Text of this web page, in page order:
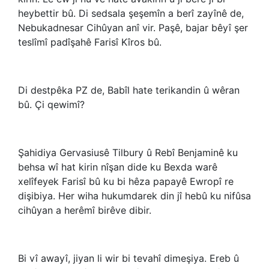
heybettir bû. Di sedsala şeşemîn a berî zayînê de,
Nebukadnesar Cihûyan anî vir. Paşê, bajar bêyî şer
teslîmî padîşahê Farisî Kîros bû.
Di destpêka PZ de, Babîl hate terikandin û wêran
bû. Çi qewimî?
Şahidiya Gervasiusê Tilbury û Rebî Benjaminê ku
behsa wî hat kirin nîşan dide ku Bexda warê
xelîfeyek Farisî bû ku bi hêza papayê Ewropî re
dişibiya. Her wiha hukumdarek din jî hebû ku nifûsa
cihûyan a herêmî birêve dibir.
Bi vî awayî, jiyan li wir bi tevahî dimeşiya. Ereb û